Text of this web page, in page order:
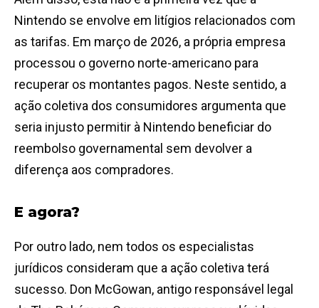
Nintendo se envolve em litígios relacionados com
as tarifas. Em março de 2026, a própria empresa
processou o governo norte-americano para
recuperar os montantes pagos. Neste sentido, a
ação coletiva dos consumidores argumenta que
seria injusto permitir à Nintendo beneficiar do
reembolso governamental sem devolver a
diferença aos compradores.
E agora?
Por outro lado, nem todos os especialistas
jurídicos consideram que a ação coletiva terá
sucesso. Don McGowan, antigo responsável legal